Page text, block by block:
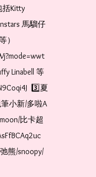
括Kitty
馬騮仔
）
Linabell 等
3️⃣夏
小新/多啦A
比卡超
熊/snoopy/